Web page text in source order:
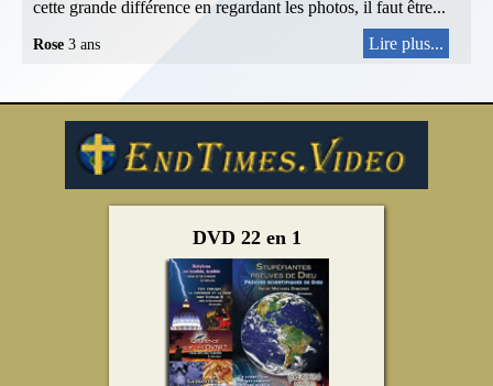
cette grande différence en regardant les photos, il faut être...
Rose 3 ans Lire plus...
DVD 22 en 1